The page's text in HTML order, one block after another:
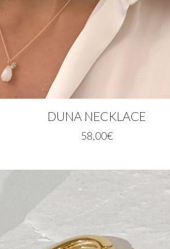
DUNA NECKLACE
58,00€